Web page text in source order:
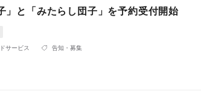
」と「みたらし団子」を予約受付開始
サービス 告知・募集